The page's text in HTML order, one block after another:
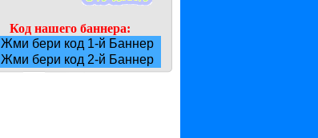
Код нашего баннера:
Жми бери код 1-й Баннер
Жми бери код 2-й Баннер